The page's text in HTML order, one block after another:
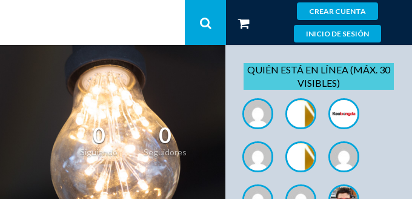
CREAR CUENTA
INICIO DE SESIÓN
0
Siguiendo
0
Seguidores
QUIÉN ESTÁ EN LÍNEA (MÁX. 30
VISIBLES)